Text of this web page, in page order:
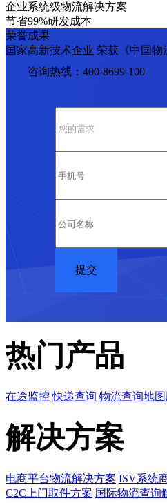
企业系统级物流解决方案
节省99%研发成本
荣誉成果
国家高新技术企业 荣获《中国
咨询热线：400-8699-100
热门产品
在途监控 快递查询 物流查询地图
解决方案
电商平台物流解决方案 ISV系统
C2C上门取件方案 国际物流查询